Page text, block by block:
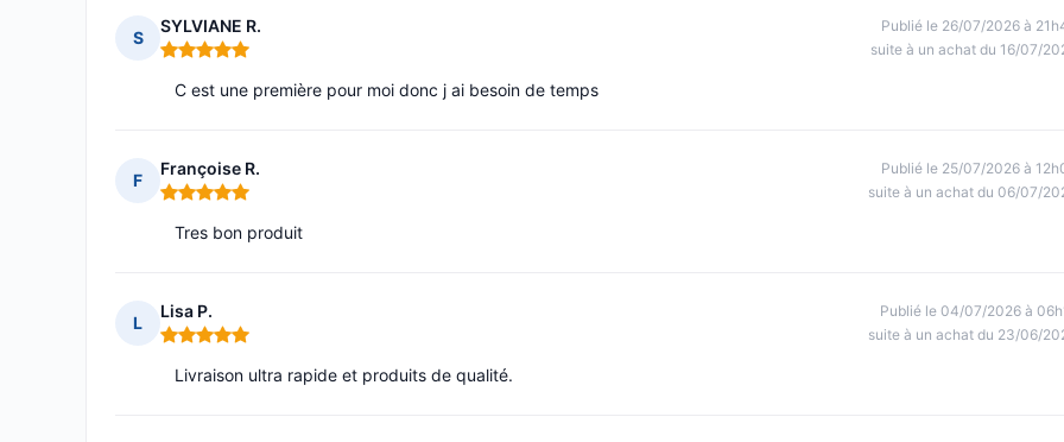
S
SYLVIANE R.
Note : 5 sur 5
Publié le 26/07/2026 à
suite à un achat du 16/07/
C est une première pour moi donc j ai besoin de temps
F
Françoise R.
Note : 5 sur 5
Publié le 25/07/2026 à
suite à un achat du 06/07/
Tres bon produit
L
Lisa P.
Note : 5 sur 5
Publié le 04/07/2026 à
suite à un achat du 23/06/
Livraison ultra rapide et produits de qualité.